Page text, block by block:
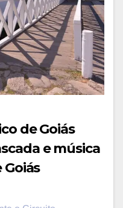
de Goiás
e música
Goiás